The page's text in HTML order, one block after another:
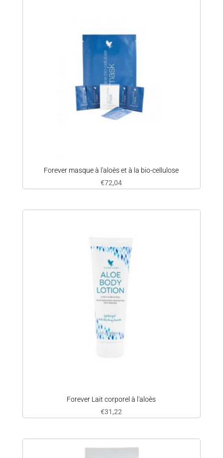
Forever masque à l'aloès et à la bio-cellulose
€72,04
Forever Lait corporel à l'aloès
€31,22